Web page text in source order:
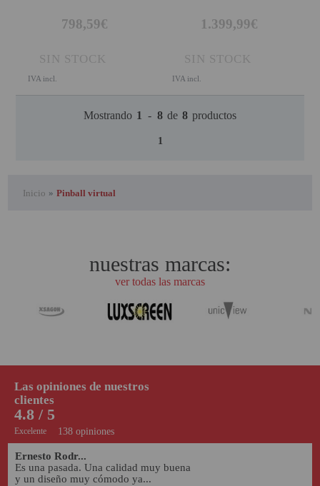
798,59€
SIN STOCK
IVA incl.
1.399,99€
SIN STOCK
IVA incl.
Mostrando 1 - 8 de 8 productos
1
Inicio » Pinball virtual
nuestras marcas:
ver todas las marcas
138 opiniones
4.8 / 5
Excelente
Las opiniones de nuestros
clientes
Ernesto Rodr...
Es una pasada. Una calidad muy buena
y un diseño muy cómodo ya...